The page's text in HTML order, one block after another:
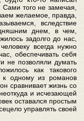
того не замечая,
желаемое, правда,
вследствие
днем, в чем,
задолго до нас,
всегда нужно
обеспечивать себя
не позволяли думать
как такового
к одному из романов
сравнивает жизнь со
и исчезающей
оставался простым
управлять своей